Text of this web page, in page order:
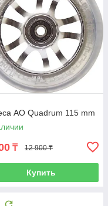
AO Quadrum 115 mm
₸ 12 900 ₸
Купить